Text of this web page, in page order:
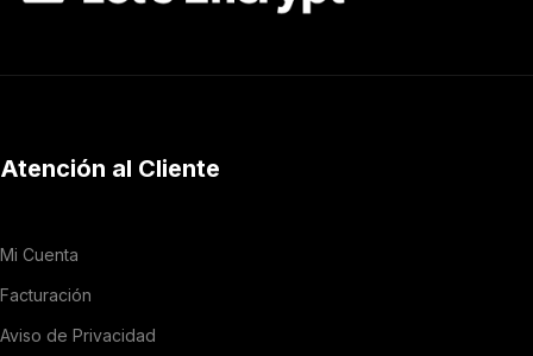
Atención al Cliente
Mi Cuenta
Facturación
Aviso de Privacidad